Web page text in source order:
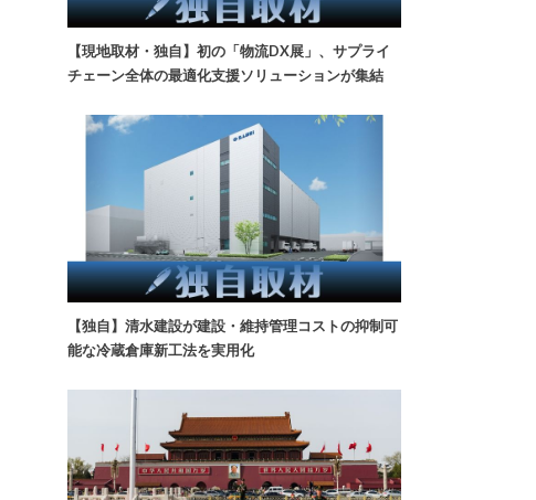
【現地取材・独自】初の「物流DX展」、サプライ
チェーン全体の最適化支援ソリューションが集結
【独自】清水建設が建設・維持管理コストの抑制可
能な冷蔵倉庫新工法を実用化